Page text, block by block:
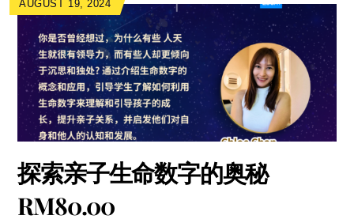
AUGUST 19, 2024
探索亲子生命数字的奥秘
RM80.00